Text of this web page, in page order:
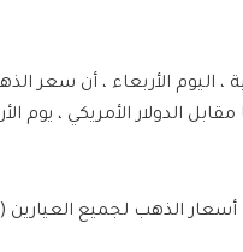
(10،14،18،21،24) للأوقية ، الكيلو والجنيه الواحد.